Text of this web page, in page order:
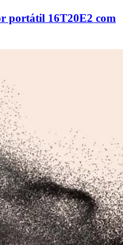
portátil 16T20E2 com